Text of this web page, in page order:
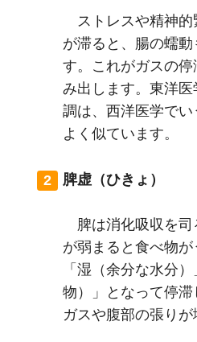
ストレスや精神的
が滞ると、腸の蠕動
す。これがガスの
み出します。東洋
調は、西洋医学で
よく似ています。
脾虚（ひきょ）
脾は消化吸収を司
が弱まると食べ物が
「湿（余分な水分
物）」となって停滞
ガスや腹部の張りが